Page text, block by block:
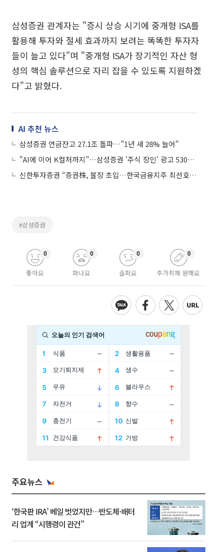
삼성증권 관계자는 "증시 상승 시기에 중개형 ISA를
활용해 투자와 절세 효과까지 보려는 똑똑한 투자자
들이 늘고 있다"며 "중개형 ISA가 장기적인 자산 형
성의 핵심 솔루션으로 자리 잡을 수 있도록 지원하겠
다"고 밝혔다.
AI 추천 뉴스
삼성증권 연금잔고 27.1조 돌파…"1년 새 28% 늘어"
"AI에 이어 K컬처까지"…삼성증권 '주식 장인' 광고 530만뷰 돌파
신한투자증권 “증권株, 불장 초입…한국금융지주 최선호·키움 차선호”
#삼성증권
좋아요
0
화나요
0
슬퍼요
0
추가취재 원해요
0
주요뉴스
‘한국판 IRA’ 베일 벗었지만…반도체·배터
리 업계 “시행령이 관건”